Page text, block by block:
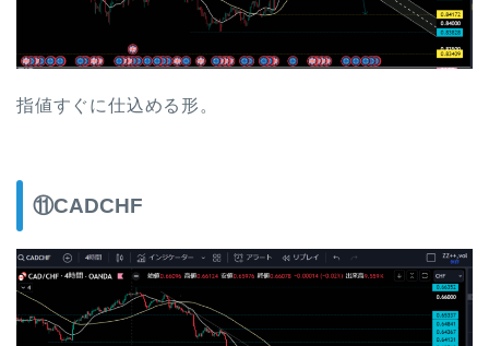
指値すぐに仕込める形。
⑪CADCHF